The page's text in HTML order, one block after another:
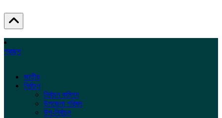
প্রচ্ছদ
জাতীয়
নির্বাচন
নির্বাচন কমিশন
উপজেলা পরিষদ
উপ-নির্বাচন